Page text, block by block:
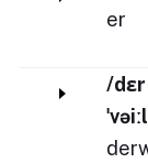
er
/dɛr